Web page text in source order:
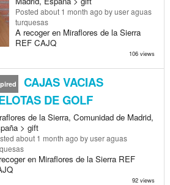
Posted about 1 month ago by user aguas
turquesas
A recoger en Miraflores de la Sierra
REF CAJQ
106 views
CAJAS VACIAS
DE GOLF
de la Sierra, Comunidad de Madrid,
> gift
about 1 month ago by user aguas
en Miraflores de la Sierra REF
92 views